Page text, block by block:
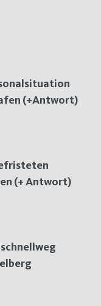
(+Antwort)
(+ Antwort)